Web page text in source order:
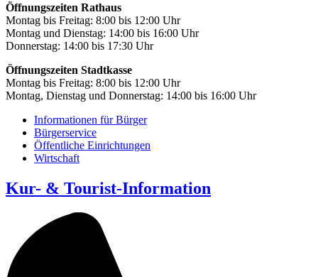
Öffnungszeiten Rathaus
Montag bis Freitag: 8:00 bis 12:00 Uhr
Montag und Dienstag: 14:00 bis 16:00 Uhr
Donnerstag: 14:00 bis 17:30 Uhr
Öffnungszeiten Stadtkasse
Montag bis Freitag: 8:00 bis 12:00 Uhr
Montag, Dienstag und Donnerstag: 14:00 bis 16:00 Uhr
Informationen für Bürger
Bürgerservice
Öffentliche Einrichtungen
Wirtschaft
Kur- & Tourist-Information